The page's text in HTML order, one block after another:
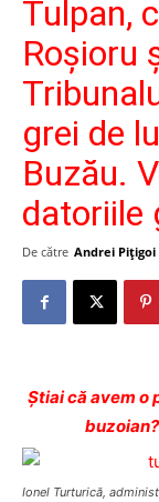
Tulpan,
Roșioru
grei de
Buzău.
datoriile
De către Andrei Pițigoi
Ştiai că avem o
Ionel Turturică,